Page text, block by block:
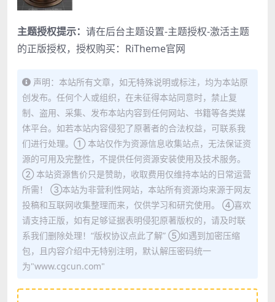
主题授权提示： 请在后台主题设置-主题授权-激活主题
的正版授权，授权购买： RiTheme官网
声明：本站所有文章，如无特殊说明或标注，均为本站原
创发布。任何个人或组织，在未征得本站同意时，禁止复
制、盗用、采集、发布本站内容到任何网站、书籍等各类媒
体平台。如若本站内容侵犯了原著者的合法权益，可联系我
们进行处理。① 本站仅作为资源信息收集站点，无法保证资
源的可用及完整性，不提供任何资源安装使用及技术服务。
② 本站资源售价只是赞助，收取费用仅维持本站的日常运营
所需！ ③本站为非营利性网站，本站所有资源均来源于网友
投稿和互联网收集整理而来，仅供学习和研究使用。 ④喜欢
请支持正版，如有足够证据表明侵犯原著版权的，请及时联
系我们删除处理！“版权协议点此了解” ⑤如遇到加密压缩
包，且内容介绍中无特别注明，默认解压密码统一
为"www.cgcun.com"